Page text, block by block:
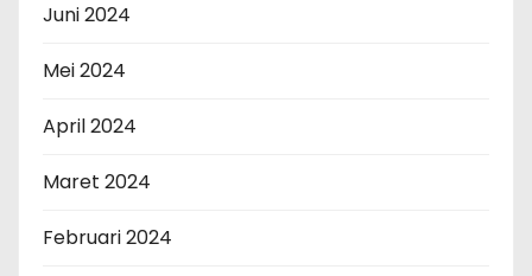
Juni 2024
Mei 2024
April 2024
Maret 2024
Februari 2024